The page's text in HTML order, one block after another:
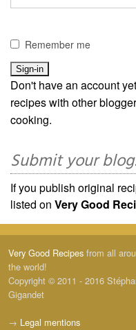
Remember me
Don't have an account
recipes with other
cooking.
Submit your
If you publish original
listed on Very Good
Very Good Recipes from all
the world!
Copyright © 2011 - 2016
Gigandet
→ Legal mentions